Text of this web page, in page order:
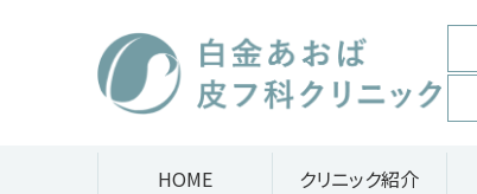
白金あおば皮フ科クリニック
HOME クリニック紹介